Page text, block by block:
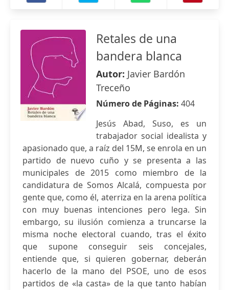
Retales de una
bandera blanca
Autor: Javier Bardón
Treceño
Número de Páginas: 404
Jesús Abad, Suso, es un
trabajador social idealista y
apasionado que, a raíz del 15M, se enrola en un
partido de nuevo cuño y se presenta a las
municipales de 2015 como miembro de la
candidatura de Somos Alcalá, compuesta por
gente que, como él, aterriza en la arena política
con muy buenas intenciones pero lega. Sin
embargo, su ilusión comienza a truncarse la
misma noche electoral cuando, tras el éxito
que supone conseguir seis concejales,
entiende que, si quieren gobernar, deberán
hacerlo de la mano del PSOE, uno de esos
partidos de «la casta» de la que tanto habían